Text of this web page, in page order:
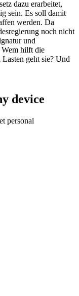
dazu erarbeitet,
sein. Es soll damit
werden. Da
noch nicht
und
Wem hilft die
geht sie? Und
device
personal